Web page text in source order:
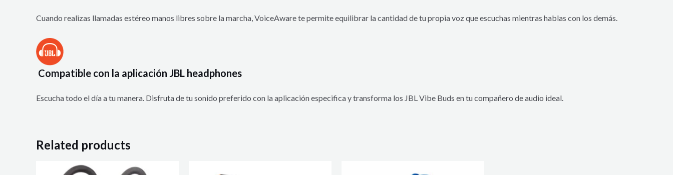
Cuando realizas llamadas estéreo manos libres sobre la marcha, VoiceAware te permite equilibrar la cantidad de tu propia voz que escuchas mientras hablas con los demás.
Compatible con la aplicación JBL headphones
Escucha todo el día a tu manera. Disfruta de tu sonido preferido con la aplicación especifica y transforma los JBL Vibe Buds en tu compañero de audio ideal.
Related products